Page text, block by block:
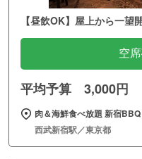
【昼飲OK】屋上から一望
空
平均予算 3,000円
肉＆海鮮食べ放題 新宿
西武新宿駅／東京都